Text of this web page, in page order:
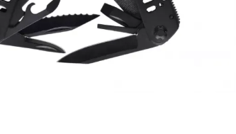
kad padidintumėte